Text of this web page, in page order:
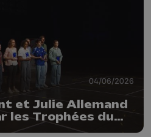
04/06/2026
et Julie Allemand
les Trophées du
de Liège